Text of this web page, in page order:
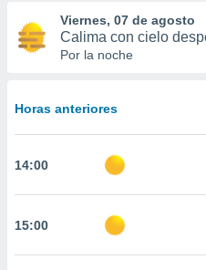
y
digital
permite
seguir
Viernes, 07 de agosto
Calima con cielo
Por la noche
Horas anteriores
14:00
15:00